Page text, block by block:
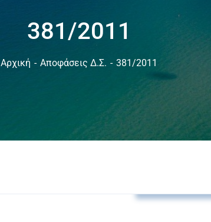
381/2011
Αρχική Αποφάσεις Δ.Σ. 381/2011